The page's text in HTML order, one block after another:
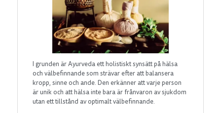
I grunden är Ayurveda ett holistiskt synsätt på hälsa
och välbefinnande som strävar efter att balansera
kropp, sinne och ande. Den erkänner att varje person
är unik och att hälsa inte bara är frånvaron av sjukdom
utan ett tillstånd av optimalt välbefinnande.